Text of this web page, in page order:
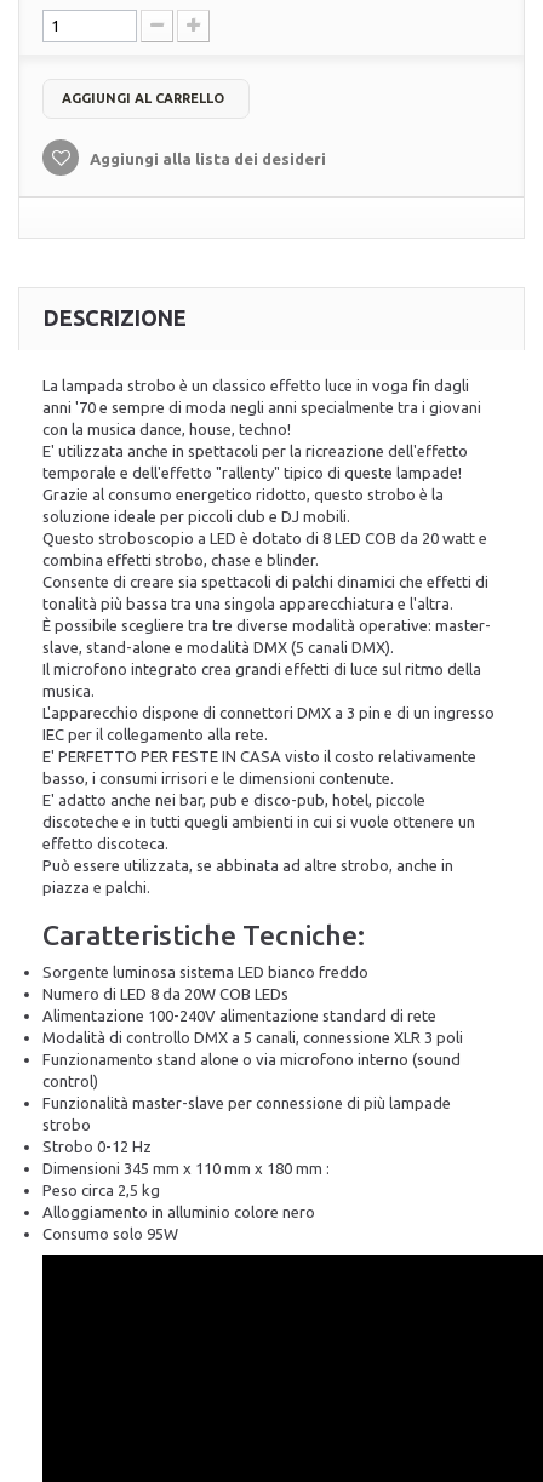
AGGIUNGI AL CARRELLO
Aggiungi alla lista dei desideri
DESCRIZIONE
La lampada strobo è un classico effetto luce in voga fin dagli
anni '70 e sempre di moda negli anni specialmente tra i giovani
con la musica dance, house, techno!
E' utilizzata anche in spettacoli per la ricreazione dell'effetto
temporale e dell'effetto "rallenty" tipico di queste lampade!
Grazie al consumo energetico ridotto, questo strobo è la
soluzione ideale per piccoli club e DJ mobili.
Questo stroboscopio a LED è dotato di 8 LED COB da 20 watt e
combina effetti strobo, chase e blinder.
Consente di creare sia spettacoli di palchi dinamici che effetti di
tonalità più bassa tra una singola apparecchiatura e l'altra.
È possibile scegliere tra tre diverse modalità operative: master-
slave, stand-alone e modalità DMX (5 canali DMX).
Il microfono integrato crea grandi effetti di luce sul ritmo della
musica.
L'apparecchio dispone di connettori DMX a 3 pin e di un ingresso
IEC per il collegamento alla rete.
E' PERFETTO PER FESTE IN CASA visto il costo relativamente
basso, i consumi irrisori e le dimensioni contenute.
E' adatto anche nei bar, pub e disco-pub, hotel, piccole
discoteche e in tutti quegli ambienti in cui si vuole ottenere un
effetto discoteca.
Può essere utilizzata, se abbinata ad altre strobo, anche in
piazza e palchi.
Caratteristiche Tecniche:
Sorgente luminosa sistema LED bianco freddo
Numero di LED 8 da 20W COB LEDs
Alimentazione 100-240V alimentazione standard di rete
Modalità di controllo DMX a 5 canali, connessione XLR 3 poli
Funzionamento stand alone o via microfono interno (sound
control)
Funzionalità master-slave per connessione di più lampade
strobo
Strobo 0-12 Hz
Dimensioni 345 mm x 110 mm x 180 mm :
Peso circa 2,5 kg
Alloggiamento in alluminio colore nero
Consumo solo 95W